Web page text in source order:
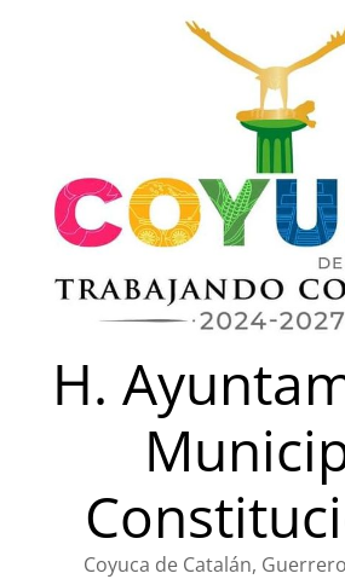
H.
Coyuca de Catalán,